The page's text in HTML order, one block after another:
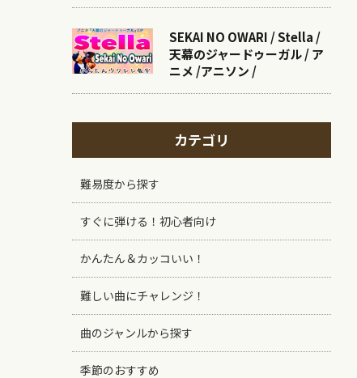
SEKAI NO OWARI / Stella /
天幕のジャードゥーガル / ア
ニメ /アニソン /
カテゴリ
難易度から探す
すぐに弾ける！初心者向け
かんたん＆カッコいい！
難しい曲にチャレンジ！
曲のジャンルから探す
季節のおすすめ